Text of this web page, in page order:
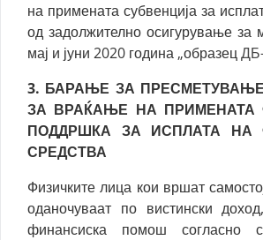
на примената субвенција за
од задолжително осигурување за
мај и јуни 2020 година „образец
3. БАРАЊЕ ЗА
ЗА ВРАЌАЊЕ НА ПРИМЕНАТА
ПОДДРШКА ЗА ИСПЛАТА НА
СРЕДСТВА
Физичките лица кои вршат
оданочуваат по вистински
финансиска помош согласно